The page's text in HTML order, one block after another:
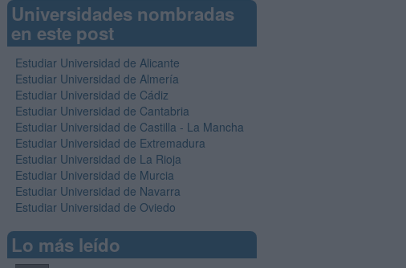
Universidades nombradas
en este post
Estudiar Universidad de Alicante
Estudiar Universidad de Almería
Estudiar Universidad de Cádiz
Estudiar Universidad de Cantabria
Estudiar Universidad de Castilla - La Mancha
Estudiar Universidad de Extremadura
Estudiar Universidad de La Rioja
Estudiar Universidad de Murcia
Estudiar Universidad de Navarra
Estudiar Universidad de Oviedo
Lo más leído